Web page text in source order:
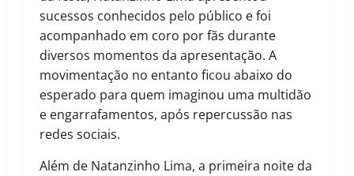
sucessos conhecidos pelo público e foi
acompanhado em coro por fãs durante
diversos momentos da apresentação. A
movimentação no entanto ficou abaixo do
esperado para quem imaginou uma multidão
e engarrafamentos, após repercussão nas
redes sociais.
Além de Natanzinho Lima, a primeira noite da